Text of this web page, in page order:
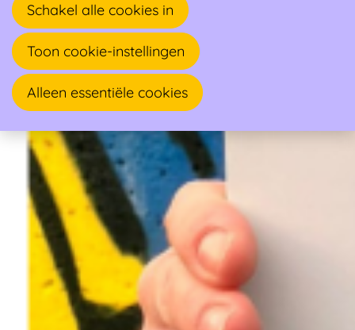
Schakel alle cookies in
Toon cookie-instellingen
Alleen essentiële cookies